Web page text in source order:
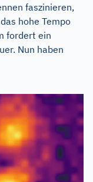
faszinieren,
hohe Tempo
fordert ein
Nun haben